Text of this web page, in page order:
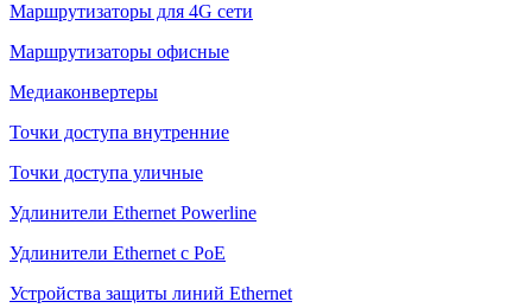
Маршрутизаторы для 4G сети
Маршрутизаторы офисные
Медиаконвертеры
Точки доступа внутренние
Точки доступа уличные
Удлинители Ethernet Powerline
Удлинители Ethernet с PoE
Устройства защиты линий Ethernet